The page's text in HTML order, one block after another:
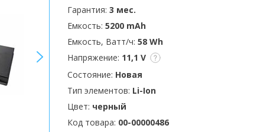
Гарантия: 3 мес.
Емкость: 5200 mAh
Емкость, Ватт/ч: 58 Wh
Напряжение: 11,1 V
Состояние: Новая
Тип элементов: Li-Ion
Цвет: черный
Код товара: 00-00000486